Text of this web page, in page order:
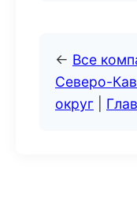
← Все
Северо-
округ